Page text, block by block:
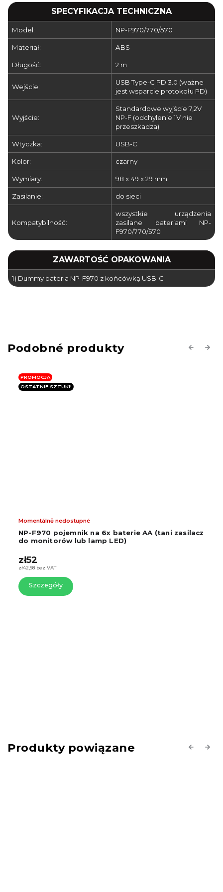
SPECYFIKACJA TECHNICZNA
Model: NP-F970/770/570
Materiał: ABS
Długość: 2 m
Wejście:
USB Type-C PD 3.0 (ważne
jest wsparcie protokołu PD)
Wyjście:
Standardowe wyjście 7,2V
NP-F (odchylenie 1V nie
przeszkadza)
Wtyczka: USB-C
Kolor: czarny
Wymiary: 98 x 49 x 29 mm
Zasilanie: do sieci
Kompatybilność:
wszystkie urządzenia
zasilane bateriami NP-
F970/770/570
ZAWARTOŚĆ OPAKOWANIA
1) Dummy bateria NP-F970 z końcówką USB-C
Previous
PROMOCJA
OSTATNIE SZTUKI!
NP-F970 pojemnik na 6x baterie AA (tani zasilacz
do monitorów lub lamp LED)
Momentálně nedostupné
zł42,98 bez VAT
zł52
Szczegóły
Next
Produkty powiązane Previous
Next